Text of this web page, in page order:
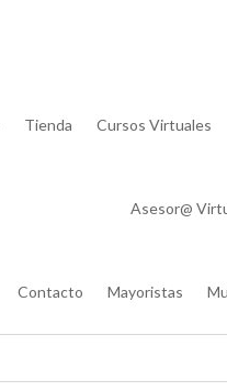
Tienda Cursos Virtuales
Asesor@
Contacto Mayoristas